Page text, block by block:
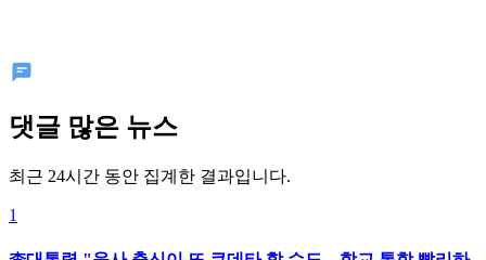
댓글 많은 뉴스
최근 24시간 동안 집계한 결과입니다.
1